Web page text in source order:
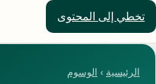
تخطي إلى المحتوى
حلول العالم
الرئيسية › الوسوم